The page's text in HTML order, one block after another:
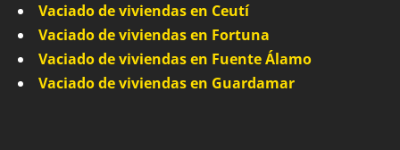
Vaciado de viviendas en Ceutí
Vaciado de viviendas en Fortuna
Vaciado de viviendas en Fuente Álamo
Vaciado de viviendas en Guardamar